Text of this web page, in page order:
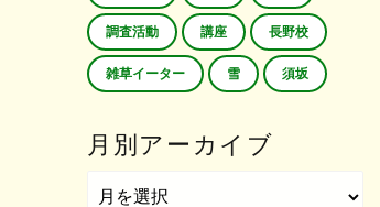
調査活動 講座 長野校
雑草イーター 雪 須坂
月別アーカイブ